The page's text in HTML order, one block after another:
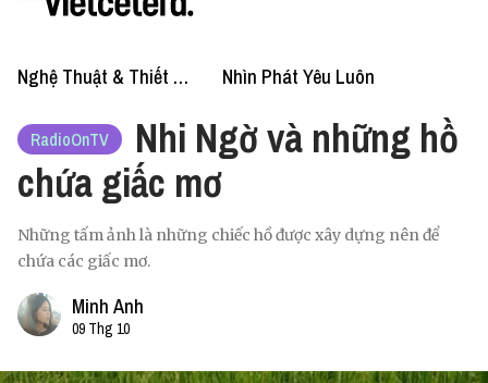
Nghệ Thuật & Thiết Kế Nhìn Phát Yêu Luôn
RadioOnTV
Nhi Ngờ và những hồ
chứa giấc mơ
Những tấm ảnh là những chiếc hồ được xây dựng nên để
chứa các giấc mơ.
Minh Anh
09 Thg 10